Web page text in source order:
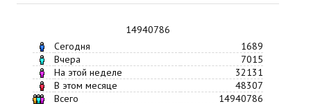
14940786
Сегодня
1689
Вчера
7015
На этой неделе
32131
В этом месяце
48307
Всего
14940786